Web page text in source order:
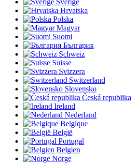
Hrvatska
Polska
Magyar
Suomi
България
Schweiz
Suisse
Svizzera
Switzerland
Slovensko
Česká republika
Ireland
Nederland
Belgique
België
Portugal
Belgien
Norge